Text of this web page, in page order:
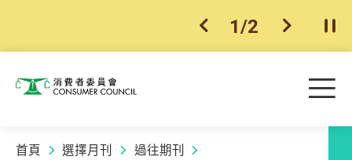
上一個
1/2 下一個開
消費者委員會 目
首頁 選擇月刊 過往期刊